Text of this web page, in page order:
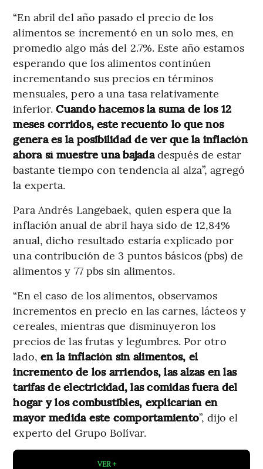
“En abril del año pasado el precio de los
alimentos se incrementó en un solo mes, en
promedio algo más del 2.7%. Este año estamos
esperando que los alimentos continúen
incrementando sus precios en términos
mensuales, pero a una tasa relativamente
inferior.Cuando hacemos la suma de los 12
meses corridos, este recuento lo que nos
genera es la posibilidad de ver que la inflación
ahora sí muestre una bajadadespués de estar
bastante tiempo con tendencia al alza”, agregó
la experta.
Para Andrés Langebaek, quien espera que la
inflación anual de abril haya sido de 12,84%
anual, dicho resultado estaría explicado por
una contribución de 3 puntos básicos (pbs) de
alimentos y 77 pbs sin alimentos.
“En el caso de los alimentos, observamos
incrementos en precio en las carnes, lácteos y
cereales, mientras que disminuyeron los
precios de las frutas y legumbres. Por otro
lado, en la inflación sin alimentos, el
incremento de los arriendos, las alzas en las
tarifas de electricidad, las comidas fuera del
hogar y los combustibles, explicarían en
mayor medida este comportamiento”, dijo el
experto del Grupo Bolívar.
VER +